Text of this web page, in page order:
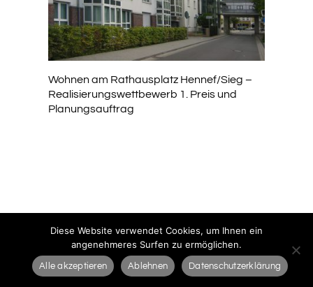
Wohnen am Rathausplatz Hennef/Sieg –
Realisierungswettbewerb 1. Preis und
Planungsauftrag
KONTAKTIEREN SIE UNS: TELEFON +49(231)477775-0 / FAX +49(231)616000 /
Diese Website verwendet Cookies, um Ihnen ein
angenehmeres Surfen zu ermöglichen.
Alle akzeptieren Ablehnen Datenschutzerklärung